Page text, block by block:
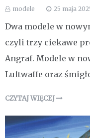
modele 25 maja
Dwa modele w
czyli trzy ciekawe
Angraf. Modele w
Luftwaffe oraz
CZYTAJ WIĘCEJ